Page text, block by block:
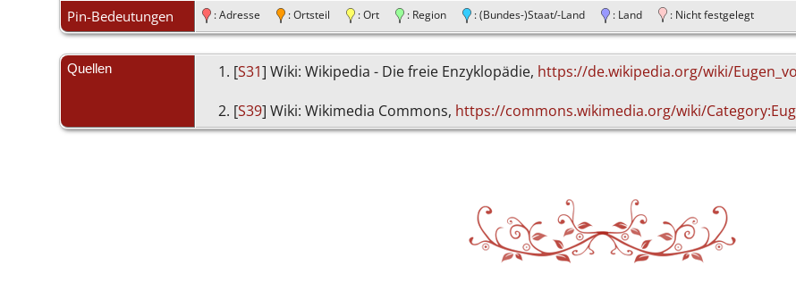
Pin-Bedeutungen : Adresse : Ortsteil : Ort : Region : (Bundes-)Staat/-Land : Land : Nicht festgelegt
Quellen [S31] Wiki: Wikipedia - Die freie Enzyklopädie, https://de.wikipedia.org/wiki/
[S39] Wiki: Wikimedia Commons, https://commons.wikimedia.org/wiki/